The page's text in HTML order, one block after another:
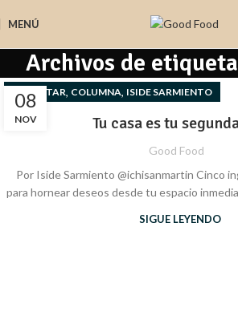
MENÚ
Archivos de
08
NOV
BIENESTAR, COLUMNA, ISIDE SARMIENTO
Tu casa es tu
Good Food
Por Iside Sarmiento @ichisanmartin Cinco
para hornear deseos desde tu espacio
SIGUE LEYENDO